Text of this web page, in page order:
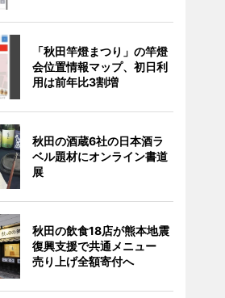
「秋田竿燈まつり」の竿燈
会位置情報マップ、初日利
用は前年比3割増
秋田の酒蔵6社の日本酒ラ
ベル題材にオンライン書道
展
秋田の飲食18店が熊本地震
復興支援で共通メニュー
売り上げ全額寄付へ